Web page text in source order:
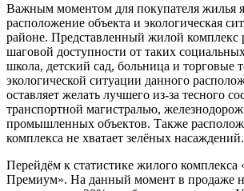
Важным моментом для покупателя жилья
расположение объекта и экологическая
районе. Представленный жилой комплекс
шаговой доступности от таких
школа, детский сад, больница и торговые
экологической ситуации данного
оставляет желать лучшего из-за тесного
транспортной магистралью,
промышленных объектов. Также
комплекса не хватает зелёных насаждений.
Перейдём к статистике жилого комплекса
Премиум». На данный момент в продаже